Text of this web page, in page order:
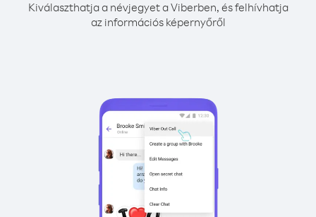
Kiválaszthatja a névjegyet a Viberben, és felhívhatja
az információs képernyőről